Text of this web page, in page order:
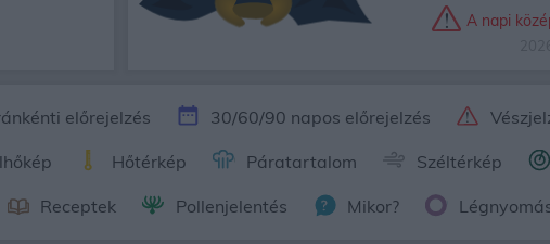
A napi
előrejelzés 30/60/90 napos előrejelzés
Hőtérkép Páratartalom Széltérkép
Receptek Pollenjelentés Mikor?